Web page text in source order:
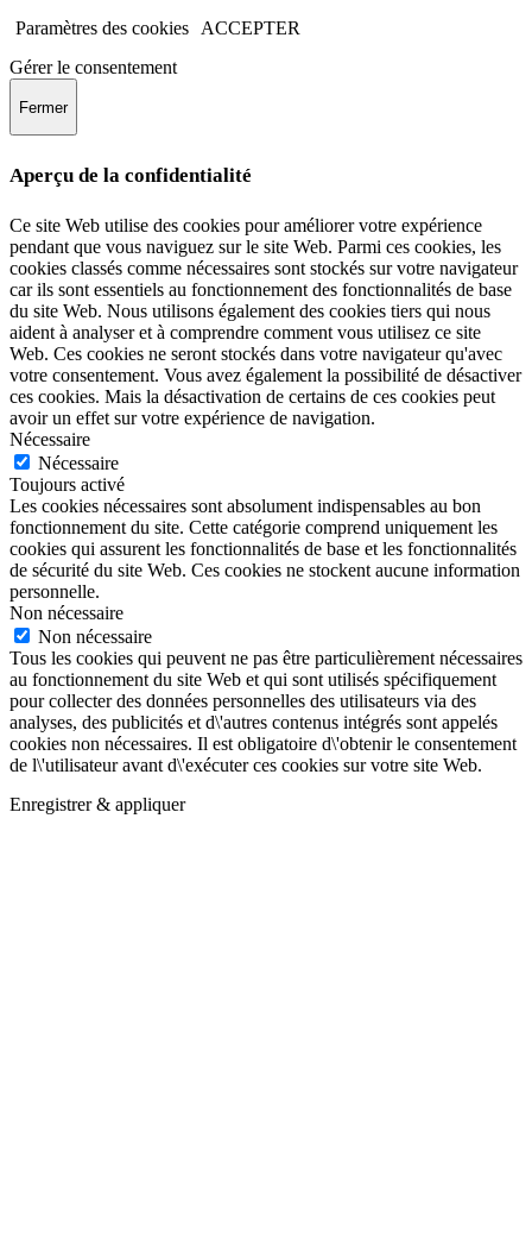
Paramètres des cookies
ACCEPTER
Gérer le consentement
Fermer
Aperçu de la confidentialité
Ce site Web utilise des cookies pour améliorer votre expérience
pendant que vous naviguez sur le site Web. Parmi ces cookies, les
cookies classés comme nécessaires sont stockés sur votre navigateur
car ils sont essentiels au fonctionnement des fonctionnalités de base
du site Web. Nous utilisons également des cookies tiers qui nous
aident à analyser et à comprendre comment vous utilisez ce site
Web. Ces cookies ne seront stockés dans votre navigateur qu'avec
votre consentement. Vous avez également la possibilité de désactiver
ces cookies. Mais la désactivation de certains de ces cookies peut
avoir un effet sur votre expérience de navigation.
Nécessaire
Nécessaire
Toujours activé
Les cookies nécessaires sont absolument indispensables au bon
fonctionnement du site. Cette catégorie comprend uniquement les
cookies qui assurent les fonctionnalités de base et les fonctionnalités
de sécurité du site Web. Ces cookies ne stockent aucune information
personnelle.
Non nécessaire
Non nécessaire
Tous les cookies qui peuvent ne pas être particulièrement nécessaires
au fonctionnement du site Web et qui sont utilisés spécifiquement
pour collecter des données personnelles des utilisateurs via des
analyses, des publicités et d\'autres contenus intégrés sont appelés
cookies non nécessaires. Il est obligatoire d\'obtenir le consentement
de l\'utilisateur avant d\'exécuter ces cookies sur votre site Web.
Enregistrer & appliquer